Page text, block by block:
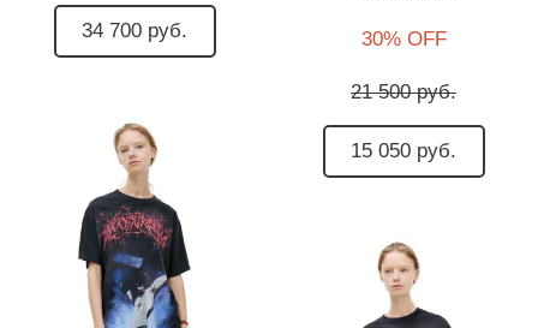
34 700 руб. 30% OFF
21 500 руб.
15 050 руб.